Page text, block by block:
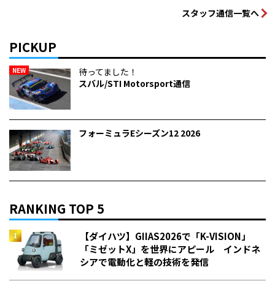
スタッフ通信一覧へ
PICKUP
NEW
待ってました！
スバル/STI Motorsport通信
フォーミュラEシーズン12 2026
RANKING TOP 5
【ダイハツ】GIIAS2026で「K-VISION」
「ミゼットX」を世界にアピール インドネ
シアで電動化と軽の技術を発信